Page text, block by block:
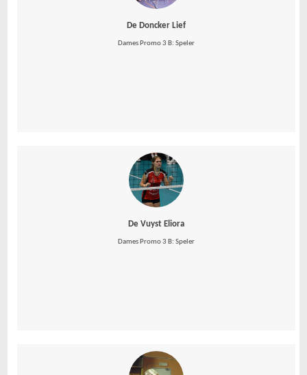
De Doncker Lief
Dames Promo 3 B: Speler
De Vuyst Eliora
Dames Promo 3 B: Speler